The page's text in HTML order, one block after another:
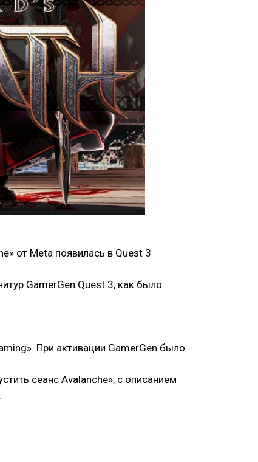
от Meta появилась в Quest 3
GamerGen Quest 3, как было
При активации GamerGen было
сеанс Avalanche», с описанием